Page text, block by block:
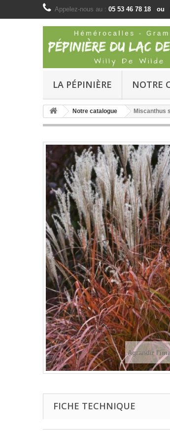
Appelez-nous au : 05 53 46 78 18 ou
LA PÉPINIÈRE NOTRE
Notre catalogue Miscanthus
Agrandir
FICHE TECHNIQUE